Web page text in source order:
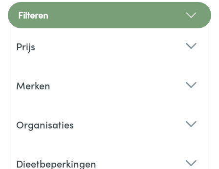
Filteren
Prijs
Merken
Organisaties
Dieetbeperkingen